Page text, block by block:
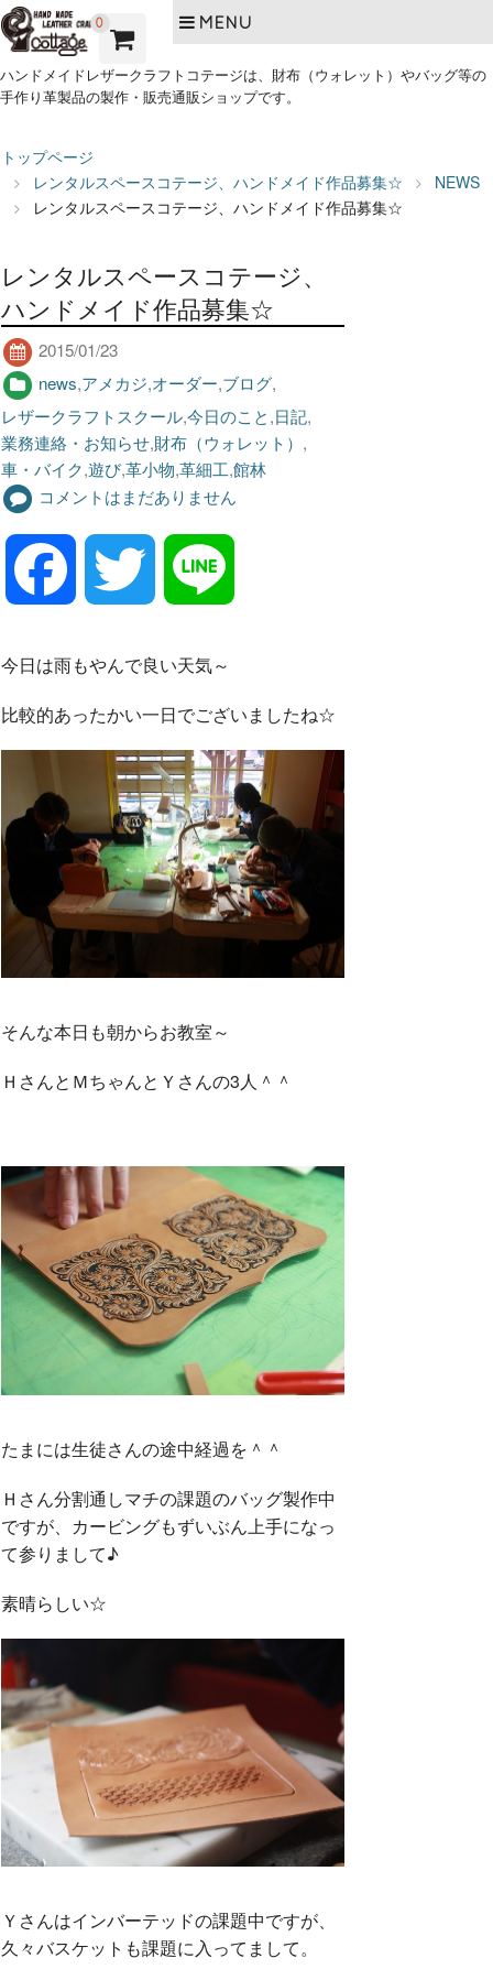
0 MENU
ハンドメイドレザークラフトコテージは、財布（ウォレット）やバッグ等の
手作り革製品の製作・販売通販ショップです。
トップページ
レンタルスペースコテージ、ハンドメイド作品募集☆
NEWS
レンタルスペースコテージ、ハンドメイド作品募集☆
レンタルスペースコテージ、
ハンドメイド作品募集☆
2015/01/23
news,アメカジ,オーダー,ブログ,
レザークラフトスクール,今日のこと,日記,
業務連絡・お知らせ,財布（ウォレット） ,
車・バイク,遊び,革小物,革細工,館林
コメントはまだありません
c
b
o
i
t
t
e
n
e
今日は雨もやんで良い天気～
比較的あったかい一日でございましたね☆
そんな本日も朝からお教室～
ＨさんとＭちゃんとＹさんの3人＾＾
たまには生徒さんの途中経過を＾＾
Ｈさん分割通しマチの課題のバッグ製作中
ですが、カービングもずいぶん上手になっ
て参りまして♪
素晴らしい☆
Ｙさんはインバーテッドの課題中ですが、
久々バスケットも課題に入ってまして。